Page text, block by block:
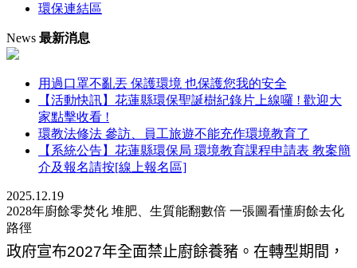
環保連結區
News 最新消息
用過口罩不亂丟 保護環境 也保護您我的安全
【活動快訊】花蓮縣環保聖誕樹紀錄片上線囉 ! 歡迎大
家點擊收看 !
環教法修法 參訪、員工旅遊不能充作環境教育了
【系統公告】花蓮縣環保局 環境教育課程申請表 教案簡
介及報名請按[線上報名區]
2025.12.19
2028年廚餘零焚化 堆肥、生質能翻數倍 一張圖看懂廚餘去化
路徑
政府宣布2027年全面禁止廚餘養豬。在轉型期間，